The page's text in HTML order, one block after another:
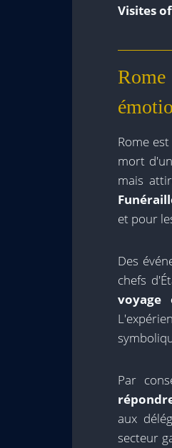
Visites
Rome
mort
mais
et pour
Des
chefs
voyage
Par
aux
secteur